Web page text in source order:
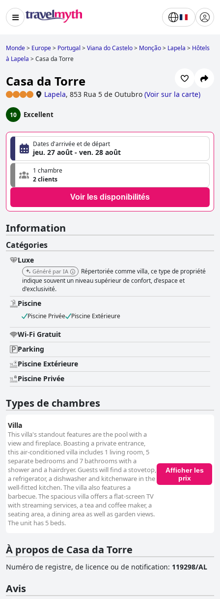
Monde> Europe> Portugal >Viana do Castelo> Monção> Lapela > Hôtels
à Lapela >Casa da Torre
Casa da Torre
Lapela, 853 Rua 5 de Outubro (Voir sur la carte)
10 Excellent
Dates d'arrivée et de départ
jeu. 27 août - ven. 28 août
1 chambre
2 clients
Voir les disponibilités
Information
Catégories
Luxe
Généré par IA
Répertoriée comme villa, ce type de propriété
indique souvent un niveau supérieur de confort, d'espace et
d'exclusivité.
Piscine
Piscine Privée Piscine Extérieure
Wi-Fi Gratuit
Parking
Piscine Extérieure
Piscine Privée
Types de chambres
Villa
This villa's standout features are the pool with a
view and fireplace. Boasting a private entrance,
this air-conditioned villa includes 1 living room, 5
separate bedrooms and 7 bathrooms with a
shower and a hairdryer. Guests will find a stovetop,
a refrigerator, a dishwasher and kitchenware in the
well-fitted kitchen. The villa also features a
barbecue. The spacious villa offers a flat-screen TV
with streaming services, a tea and coffee maker, a
seating area, a dining area as well as garden views.
The unit has 5 beds.
Afficher les
prix
À propos de Casa da Torre
Numéro de registre, de licence ou de notification: 119298/AL
Avis